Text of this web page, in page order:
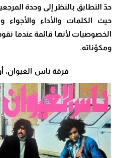
حدّ التطابق بالنظر إلى وحدة
حيث الكلمات والأداء
الخصوصيات لأنها قائمة عندما
ومكوّناته.
فرقة ناس